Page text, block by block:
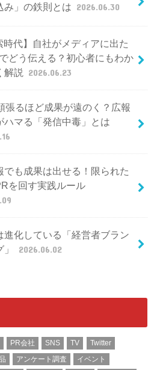
み」の鉄則とは 2026.06.30
時代】自社がメディアに出た
どう伝える？初心者にもわか
解説
2026.06.23
張るほど成果が遠のく？広報
ハマる「発信中毒」とは
でも成果は出せる！限られた
を回す実践ルール
進化している「経営者ブラン
2026.06.02
PR会社 SNS TV
Twitter
アンケート調査
イベント